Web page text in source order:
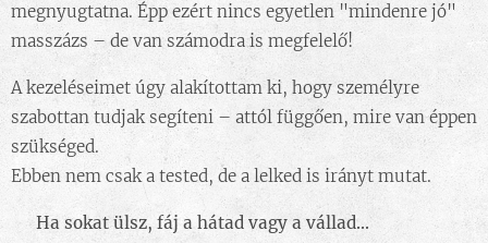
megnyugtatna. Épp ezért nincs egyetlen "mindenre jó"
masszázs – de van számodra is megfelelő!
A kezeléseimet úgy alakítottam ki, hogy személyre
szabottan tudjak segíteni – attól függően, mire van éppen
szükséged.
Ebben nem csak a tested, de a lelked is irányt mutat.
🌸 Ha sokat ülsz, fáj a hátad vagy a vállad...